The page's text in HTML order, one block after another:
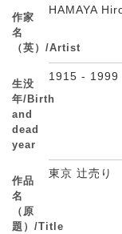
作家
名
（英）/Artist
HAMAYA
生没
年/Birth
and
dead
year
1915 -
作品
名
（原
題）/Title
東京 辻売り